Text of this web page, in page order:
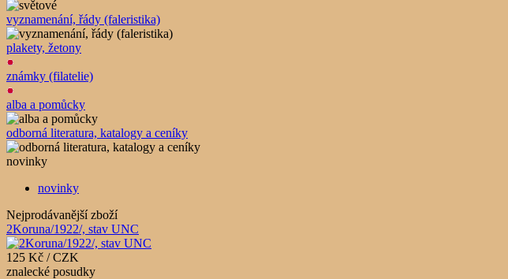
vyznamenání, řády (faleristika)
plakety, žetony
známky (filatelie)
alba a pomůcky
odborná literatura, katalogy a ceníky
novinky
novinky
Nejprodávanější zboží
2Koruna/1922/, stav UNC
125 Kč / CZK
znalecké posudky